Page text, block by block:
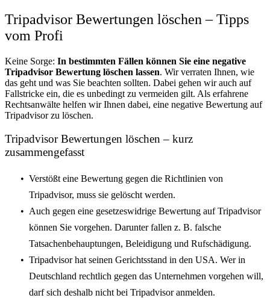
Tripadvisor Bewertungen löschen – Tipps
vom Profi
Keine Sorge: In bestimmten Fällen können Sie eine negative
Tripadvisor Bewertung löschen lassen. Wir verraten Ihnen, wie
das geht und was Sie beachten sollten. Dabei gehen wir auch auf
Fallstricke ein, die es unbedingt zu vermeiden gilt. Als erfahrene
Rechtsanwälte helfen wir Ihnen dabei, eine negative Bewertung auf
Tripadvisor zu löschen.
Tripadvisor Bewertungen löschen – kurz
zusammengefasst
Verstößt eine Bewertung gegen die Richtlinien von
Tripadvisor, muss sie gelöscht werden.
Auch gegen eine gesetzeswidrige Bewertung auf Tripadvisor
können Sie vorgehen. Darunter fallen z. B. falsche
Tatsachenbehauptungen, Beleidigung und Rufschädigung.
Tripadvisor hat seinen Gerichtsstand in den USA. Wer in
Deutschland rechtlich gegen das Unternehmen vorgehen will,
darf sich deshalb nicht bei Tripadvisor anmelden.